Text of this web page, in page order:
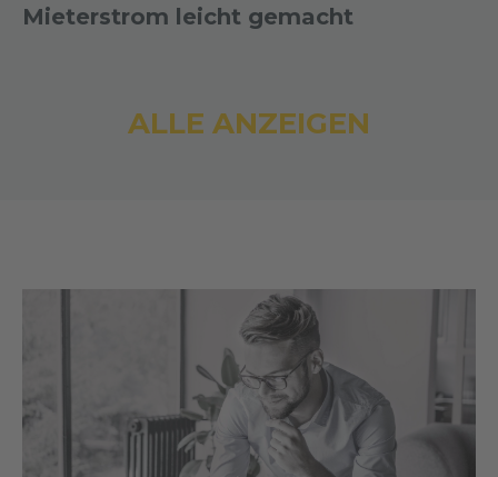
Mieterstrom leicht gemacht
ALLE ANZEIGEN